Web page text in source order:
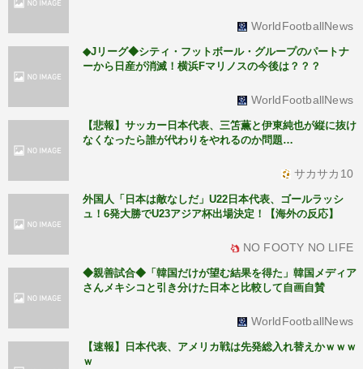
WorldFootballNews
◆Jリーグ◆シティ・フットボール・グループのパートナ
ーから日産が消滅！横浜Fマリノスの今後は？？？
WorldFootballNews
【悲報】サッカー日本代表、三笘薫と伊東純也が縦に抜け
なくなったら誰が代わりをやれるのか問題…
サカサカ10
外国人「日本は敵なしだ」U22日本代表、ゴールラッシ
ュ！6発大勝でU23アジア杯出場決定！【海外の反応】
NO FOOTY NO LIFE
◆親善試合◆「韓国だけが望む結果を得た」韓国メディア
さんメキシコと引き分けた日本と比較して自画自賛
WorldFootballNews
【速報】日本代表、アメリカ戦は先発総入れ替えかｗｗｗ
ｗ